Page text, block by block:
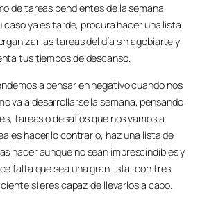
de tareas pendientes de la semana
caso ya es tarde, procura hacer una lista
las tareas del día sin agobiarte y
tus tiempos de descanso.
a pensar en negativo cuando nos
va a desarrollarse la semana, pensando
tareas o desafíos que nos vamos a
es hacer lo contrario, haz una lista de
hacer aunque no sean imprescindibles y
falta que sea una gran lista, con tres
si eres capaz de llevarlos a cabo.